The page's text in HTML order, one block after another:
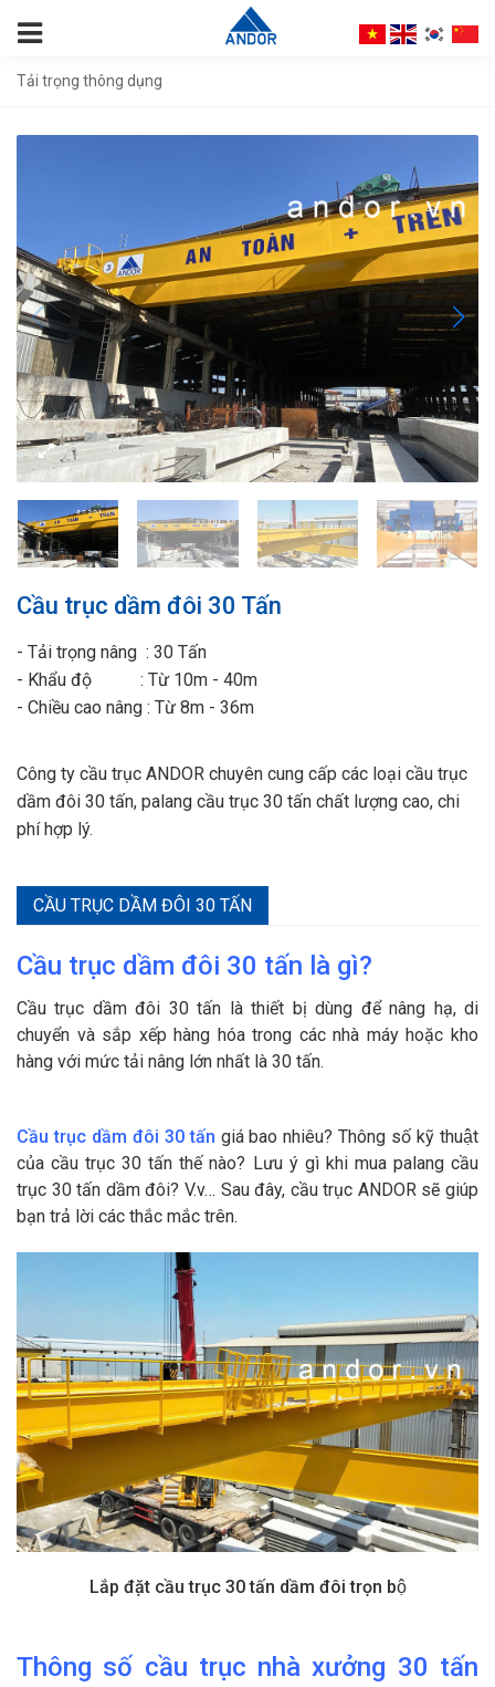
Tải trọng thông dụng
Cầu trục dầm đôi 30 Tấn
- Tải trọng nâng : 30 Tấn
- Khẩu độ : Từ 10m - 40m
- Chiều cao nâng : Từ 8m - 36m
Công ty cầu trục ANDOR chuyên cung cấp các loại cầu trục
dầm đôi 30 tấn, palang cầu trục 30 tấn chất lượng cao, chi
phí hợp lý.
CẦU TRỤC DẦM ĐÔI 30 TẤN
Cầu trục dầm đôi 30 tấn là gì?
Cầu trục dầm đôi 30 tấn là thiết bị dùng để nâng hạ, di
chuyển và sắp xếp hàng hóa trong các nhà máy hoặc kho
hàng với mức tải nâng lớn nhất là 30 tấn.
Cầu trục dầm đôi 30 tấn giá bao nhiêu? Thông số kỹ thuật
của cầu trục 30 tấn thế nào? Lưu ý gì khi mua palang cầu
trục 30 tấn dầm đôi? V.v… Sau đây, cầu trục ANDOR sẽ giúp
bạn trả lời các thắc mắc trên.
Lắp đặt cầu trục 30 tấn dầm đôi trọn bộ
Thông số cầu trục nhà xưởng 30 tấn